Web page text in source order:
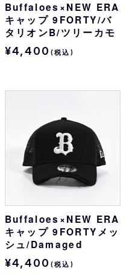
Buffaloes×NEW ERA
キャップ 9FORTY/バ
タリオンB/ツリーカモ
¥4,400 (税込)
Buffaloes×NEW ERA
キャップ 9FORTYメッ
シュ/Damaged
¥4,400 (税込)